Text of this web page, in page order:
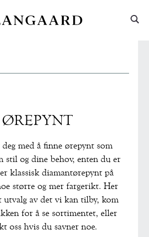
ØREPYNT
med å finne ørepynt som
stil og dine behov, enten du er
klassisk diamantørepynt på
større og mer fargerikt. Her
utvalg av det vi kan tilby, kom
for å se sortimentet, eller
oss hvis du savner noe.